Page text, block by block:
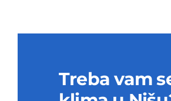
Treba vam